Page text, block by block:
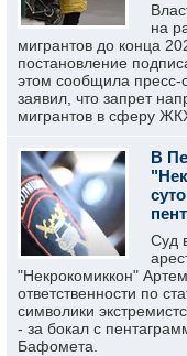
на
мигрантов до конца
постановление
этом сообщила пресс-
заявил, что запрет
мигрантов в сферу
В
Суд
"Некрокомиккон"
ответственности по
символики
- за бокал с
Бафомета.